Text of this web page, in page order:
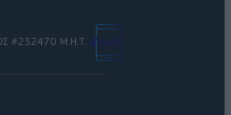
#232470 Μ.Η.Τ.